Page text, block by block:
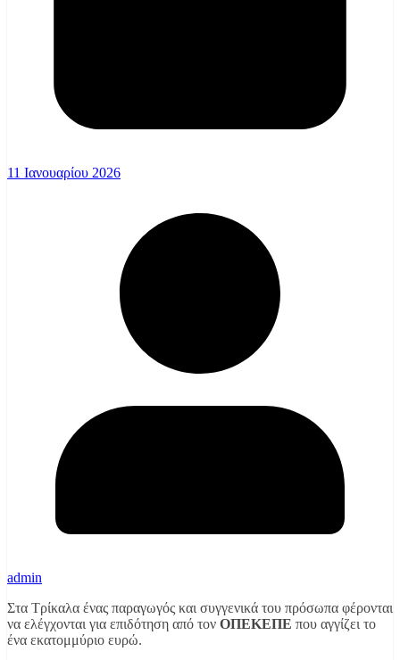
11 Ιανουαρίου 2026
admin
Στα Τρίκαλα ένας παραγωγός και συγγενικά του πρόσωπα φέρονται
να ελέγχονται για επιδότηση από τον ΟΠΕΚΕΠΕ που αγγίζει το
ένα εκατομμύριο ευρώ.